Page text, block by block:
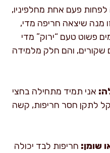
פעם אחת מחלפיניו,
מנה שיצאה חריפה מדי,
פשוט טעם “ירוק” מדי
והם חלק מלמידה
אני תמיד מתחילה בחצי
לתקן חסר חריפות, קשה
שומן: חריפות לבד יכולה